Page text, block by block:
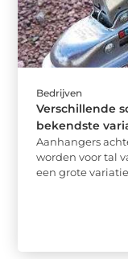
Bedrijven
Verschillende
bekendste
Aanhangers
worden voor tal
een grote variatie